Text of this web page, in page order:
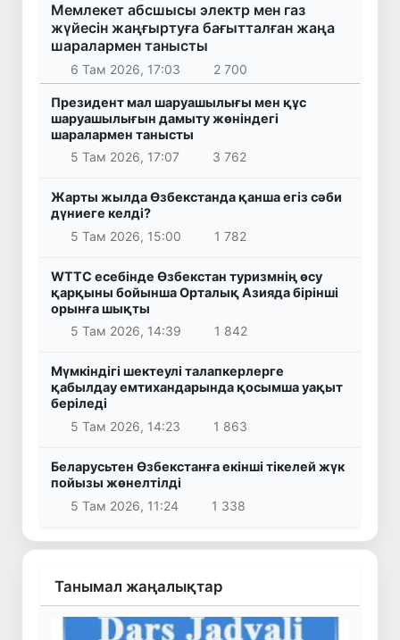
Мемлекет абсшысы электр мен газ
жүйесін жаңғыртуға бағытталған жаңа
шаралармен танысты
6 Там 2026, 17:03 2 700
Президент мал шаруашылығы мен құс
шаруашылығын дамыту жөніндегі
шаралармен танысты
5 Там 2026, 17:07
3 762
Жарты жылда Өзбекстанда қанша егіз сәби
дүниеге келді?
5 Там 2026, 15:00
1 782
WTTC есебінде Өзбекстан туризмнің өсу
қарқыны бойынша Орталық Азияда бірінші
орынға шықты
5 Там 2026, 14:39
1 842
Мүмкіндігі шектеулі талапкерлерге
қабылдау емтихандарында қосымша уақыт
беріледі
5 Там 2026, 14:23
1 863
Беларусьтен Өзбекстанға екінші тікелей жүк
пойызы жөнелтілді
5 Там 2026, 11:24
1 338
Танымал жаңалықтар